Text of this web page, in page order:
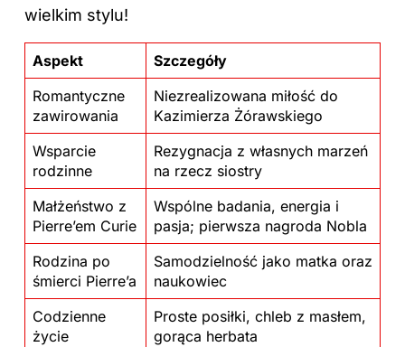
wielkim stylu!
Aspekt
Szczegóły
Romantyczne
zawirowania
Niezrealizowana miłość do
Kazimierza Żórawskiego
Wsparcie
rodzinne
Rezygnacja z własnych marzeń
na rzecz siostry
Małżeństwo z
Pierre’em Curie
Wspólne badania, energia i
pasja; pierwsza nagroda Nobla
Rodzina po
śmierci Pierre’a
Samodzielność jako matka oraz
naukowiec
Codzienne
życie
Proste posiłki, chleb z masłem,
gorąca herbata